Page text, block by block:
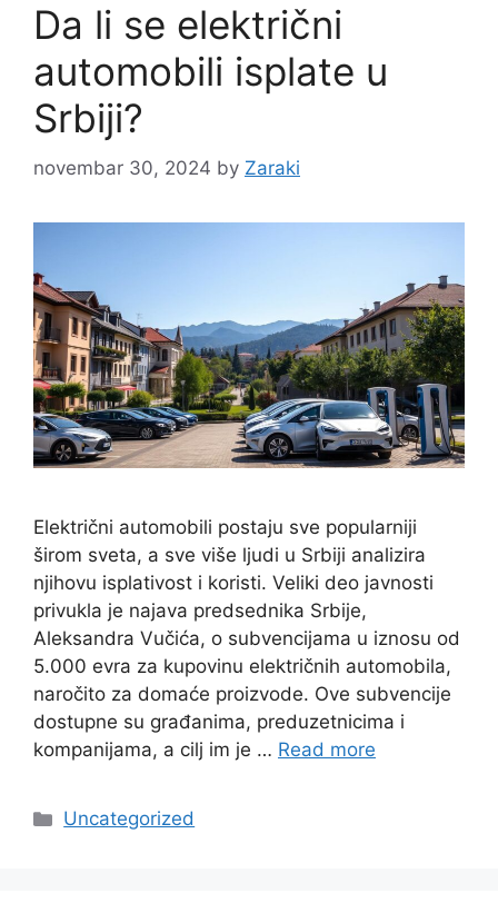
Da li se električni
automobili isplate u
Srbiji?
novembar 30, 2024 by Zaraki
Električni automobili postaju sve popularniji
širom sveta, a sve više ljudi u Srbiji analizira
njihovu isplativost i koristi. Veliki deo javnosti
privukla je najava predsednika Srbije,
Aleksandra Vučića, o subvencijama u iznosu od
5.000 evra za kupovinu električnih automobila,
naročito za domaće proizvode. Ove subvencije
dostupne su građanima, preduzetnicima i
kompanijama, a cilj im je … Read more
Categories
Uncategorized